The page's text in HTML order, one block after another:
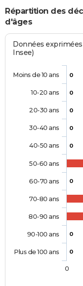
Répartition des
d'âges
Données
Insee)
0
0
0
0
0
0
0
0
Moins de 10 ans
10-20 ans
20-30 ans
30-40 ans
40-50 ans
50-60 ans
60-70 ans
70-80 ans
80-90 ans
90-100 ans
Plus de 100 ans
0